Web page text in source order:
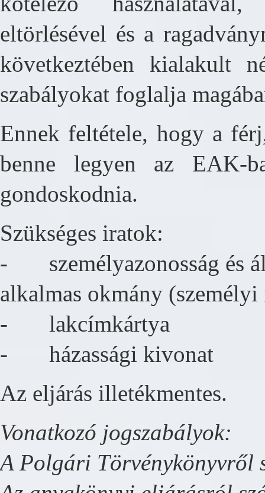
eltörlésével és a
következtében kialakult
szabályokat foglalja
Ennek feltétele, hogy a
benne legyen az EAK-
gondoskodnia.
Szükséges iratok:
- személyazonosság és
alkalmas okmány
- lakcímkártya
-
házassági kivonat
Az eljárás illetékmentes.
Vonatkozó jogszabályok:
A Polgári Törvénykönyvről